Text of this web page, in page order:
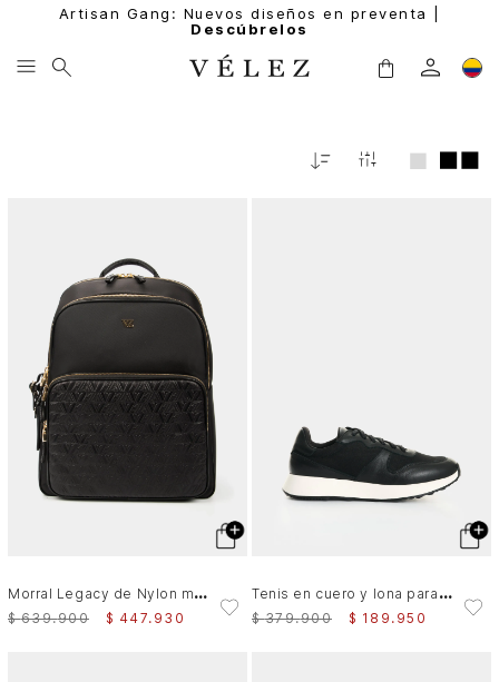
Artisan Gang: Nuevos diseños en preventa |
Descúbrelos
Relevancia
M
orral Legacy de Nylon monocromático Negro
$ 639.900 $ 447. 930
T
enis en cuero y lona para mujer Ocaso 2
$ 379.900 $ 189 . 950